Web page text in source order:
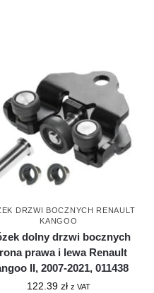
DRZWI BOCZNYCH RENAULT
KANGOO
dolny drzwi bocznych
prawa i lewa Renault
II, 2007-2021, 011438
122.39 zł z VAT